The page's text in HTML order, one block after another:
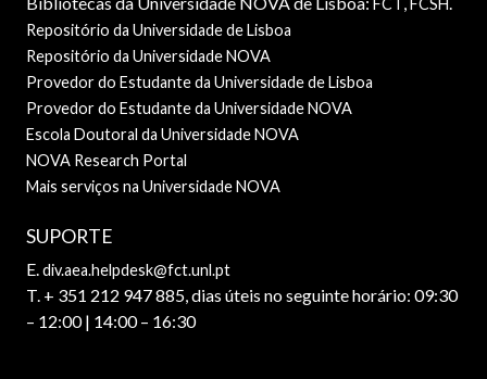
FCT FCSH
Repositório da Universidade de Lisboa
Repositório da Universidade NOVA
Provedor do Estudante da Universidade de Lisboa
Provedor do Estudante da Universidade NOVA
Escola Doutoral da Universidade NOVA
NOVA Research Portal
Mais serviços na Universidade NOVA
SUPORTE
E.div.aea.helpdesk@fct.unl.pt
T. + 351 212 947 885, dias úteis no seguinte horário: 09:30
– 12:00 | 14:00 – 16:30